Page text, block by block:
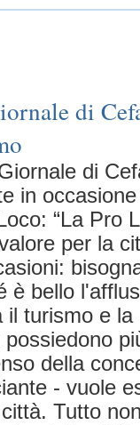
di
di
in
“La Pro
per la
è bello
il turismo e
della
- vuole
Tutto